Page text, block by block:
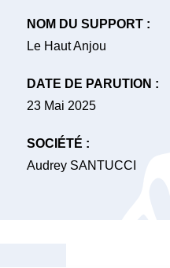
NOM DU SUPPORT :
Le Haut Anjou
DATE DE PARUTION :
23 Mai 2025
SOCIÉTÉ :
Audrey SANTUCCI